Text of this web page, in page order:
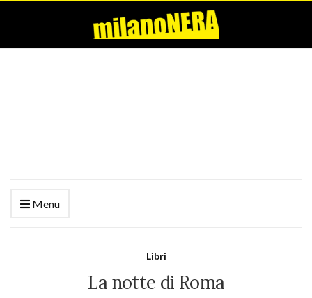
Menu
Libri
La notte di Roma